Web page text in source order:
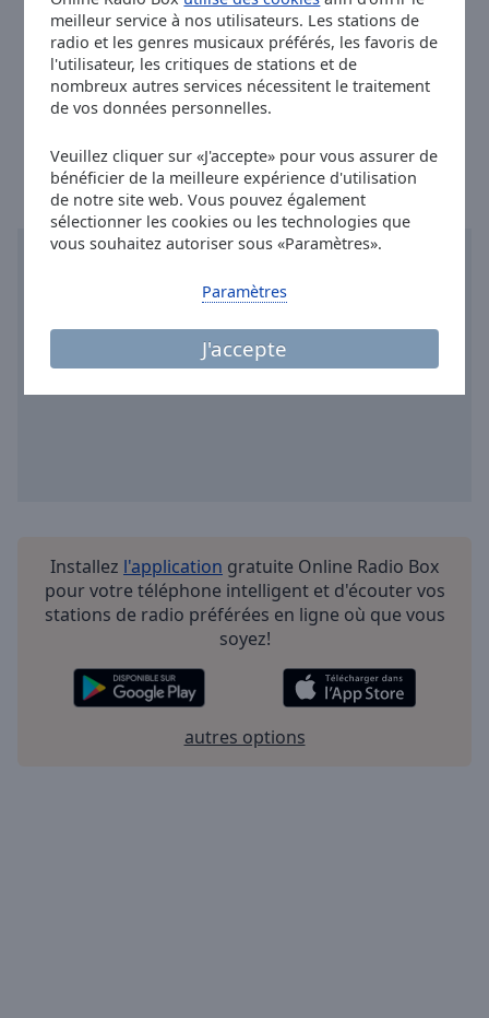
meilleur service à nos utilisateurs. Les stations de
radio et les genres musicaux préférés, les favoris de
l'utilisateur, les critiques de stations et de
nombreux autres services nécessitent le traitement
de vos données personnelles.
Veuillez cliquer sur «J'accepte» pour vous assurer de
bénéficier de la meilleure expérience d'utilisation
de notre site web. Vous pouvez également
sélectionner les cookies ou les technologies que
vous souhaitez autoriser sous «Paramètres».
J'accepte
Paramètres
window.
Twitter:
@pulsradiocom
Instagram:
@pulsradiocom
Youtube:
@pulsradiocom
Twitch:
@pulsradiocom
Installez l'application gratuite Online Radio Box
pour votre téléphone intelligent et d'écouter vos
stations de radio préférées en ligne où que vous
soyez!
autres options